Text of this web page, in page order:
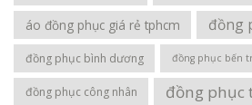
áo đồng phục giá rẻ tphcm đồng
đồng phục bình dương đồng phục bến
đồng phục công nhân đồng phục